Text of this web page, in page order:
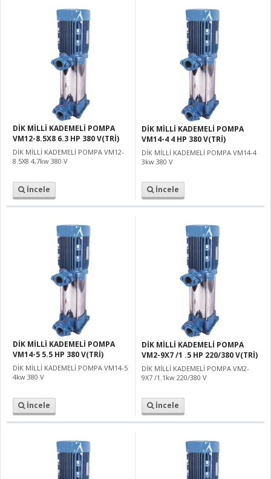
DİK MİLLİ KADEMELİ POMPA
VM12-8.5X8 6.3 HP 380 V(TRİ)
DİK MİLLİ KADEMELİ POMPA VM12-
8.5X8 4,7kw 380 V
İncele
DİK MİLLİ KADEMELİ POMPA
VM14-4 4 HP 380 V(TRİ)
DİK MİLLİ KADEMELİ POMPA VM14-4
3kw 380 V
İncele
DİK MİLLİ KADEMELİ POMPA
VM14-5 5.5 HP 380 V(TRİ)
DİK MİLLİ KADEMELİ POMPA VM14-5
4kw 380 V
İncele
DİK MİLLİ KADEMELİ POMPA
VM2-9X7 /1 .5 HP 220/380 V(TRİ)
DİK MİLLİ KADEMELİ POMPA VM2-
9X7 /1.1kw 220/380 V
İncele